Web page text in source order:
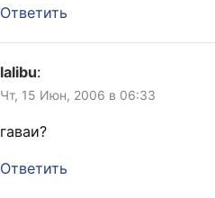
Ответить
lalibu:
Чт, 15 Июн, 2006 в 06:33
гаваи?
Ответить